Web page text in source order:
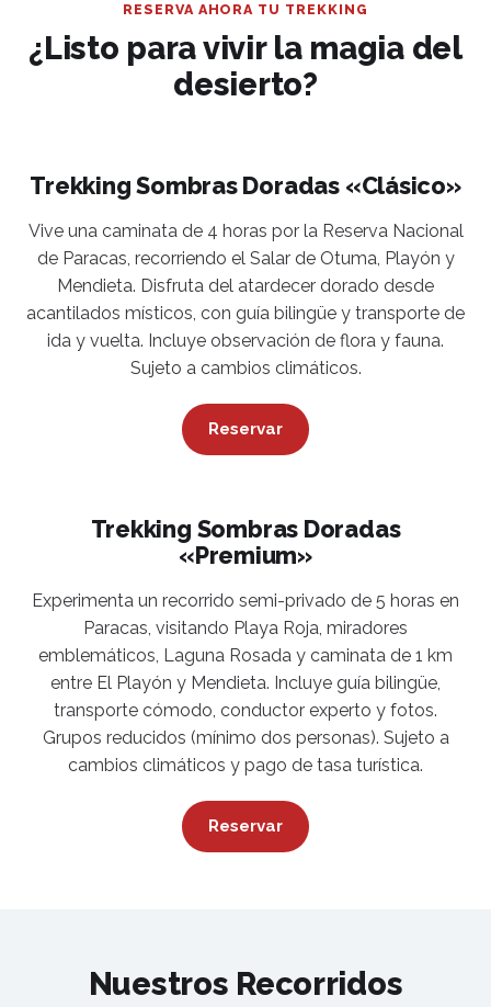
RESERVA AHORA TU TREKKING
¿Listo para vivir la magia del
desierto?
Trekking Sombras Doradas «Clásico»
Vive una caminata de 4 horas por la Reserva Nacional
de Paracas, recorriendo el Salar de Otuma, Playón y
Mendieta. Disfruta del atardecer dorado desde
acantilados místicos, con guía bilingüe y transporte de
ida y vuelta. Incluye observación de flora y fauna.
Sujeto a cambios climáticos.
Reservar
Trekking Sombras Doradas
«Premium»
Experimenta un recorrido semi-privado de 5 horas en
Paracas, visitando Playa Roja, miradores
emblemáticos, Laguna Rosada y caminata de 1 km
entre El Playón y Mendieta. Incluye guía bilingüe,
transporte cómodo, conductor experto y fotos.
Grupos reducidos (mínimo dos personas). Sujeto a
cambios climáticos y pago de tasa turística.
Reservar
Nuestros Recorridos